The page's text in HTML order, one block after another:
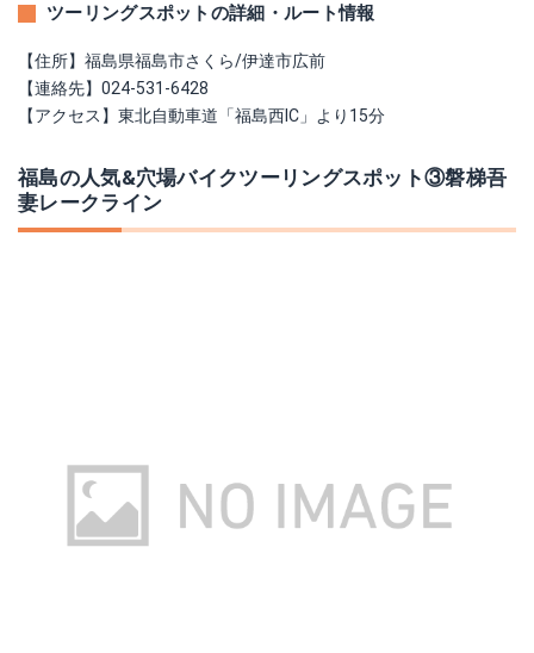
ツーリングスポットの詳細・ルート情報
【住所】福島県福島市さくら/伊達市広前
【連絡先】024-531-6428
【アクセス】東北自動車道「福島西IC」より15分
福島の人気&穴場バイクツーリングスポット③磐梯吾
妻レークライン